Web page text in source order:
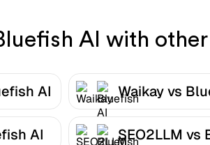
AI with
AI Waikay vs
AI SEO2LLM vs